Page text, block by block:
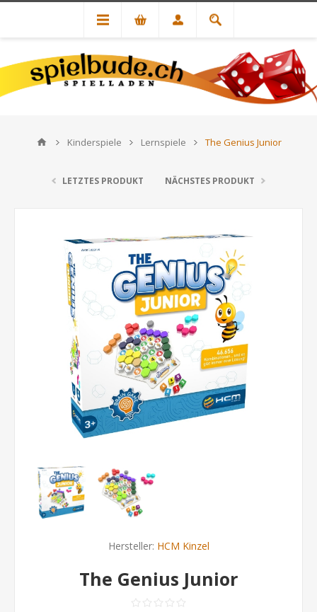
Kinderspiele Lernspiele The Genius Junior
LETZTES PRODUKT NÄCHSTES PRODUKT
Hersteller: HCM Kinzel
The Genius Junior